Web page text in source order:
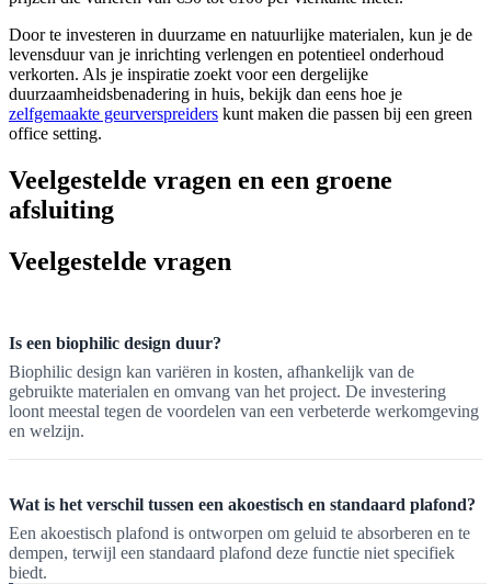
Door te investeren in duurzame en natuurlijke materialen, kun je de
levensduur van je inrichting verlengen en potentieel onderhoud
verkorten. Als je inspiratie zoekt voor een dergelijke
duurzaamheidsbenadering in huis, bekijk dan eens hoe je
zelfgemaakte geurverspreiders kunt maken die passen bij een green
office setting.
Veelgestelde vragen en een groene
afsluiting
Veelgestelde vragen
Is een biophilic design duur?
Biophilic design kan variëren in kosten, afhankelijk van de
gebruikte materialen en omvang van het project. De investering
loont meestal tegen de voordelen van een verbeterde werkomgeving
en welzijn.
Wat is het verschil tussen een akoestisch en standaard plafond?
Een akoestisch plafond is ontworpen om geluid te absorberen en te
dempen, terwijl een standaard plafond deze functie niet specifiek
biedt.